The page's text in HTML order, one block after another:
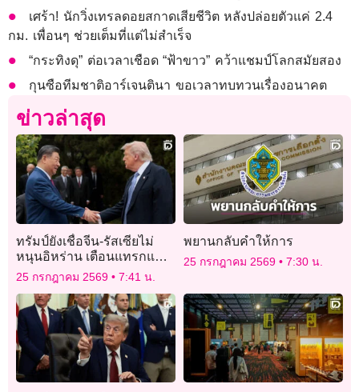
เศร้า! นักวิ่งเทรลดอยสกาดเสียชีวิต หลังปล่อยตัวแค่ 2.4
กม. เพื่อนๆ ช่วยเต็มที่แต่ไม่สำเร็จ
“กระทิงดุ” ต่อเวลาเชือด “ฟ้าขาว” คว้าแชมป์โลกสมัยสอง
กุนซือทีมชาติอาร์เจนตินา ขอเวลาทบทวนเรื่องอนาคต
ข่าวล่าสุด
ทรัมป์ยังเชื่อจีน-รัสเซียไม่
หนุนอิหร่าน เตือนแทรกแซง
ย่อมเสียผลประโยชน์
25 กรกฎาคม 2569 7:41 น.
พยานกลับคำให้การ
25 กรกฎาคม 2569 7:30 น.